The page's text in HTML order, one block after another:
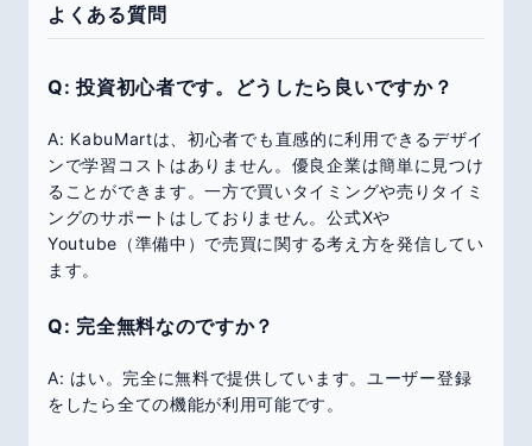
よくある質問
Q: 投資初心者です。どうしたら良いですか？
A: KabuMartは、初心者でも直感的に利用できるデザイ
ンで学習コストはありません。優良企業は簡単に見つけ
ることができます。一方で買いタイミングや売りタイミ
ングのサポートはしておりません。公式Xや
Youtube（準備中）で売買に関する考え方を発信してい
ます。
Q: 完全無料なのですか？
A: はい。完全に無料で提供しています。ユーザー登録
をしたら全ての機能が利用可能です。